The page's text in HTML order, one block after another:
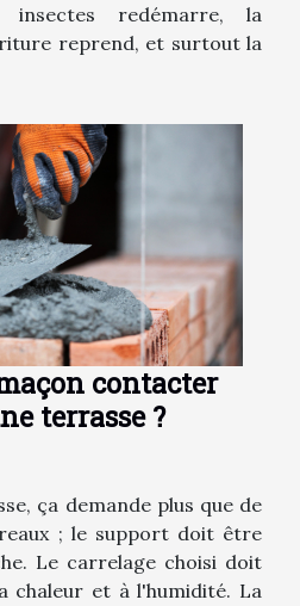
insectes redémarre, la
reprend, et surtout la
contacter
terrasse ?
ça demande plus que de
; le support doit être
Le carrelage choisi doit
chaleur et à l'humidité. La